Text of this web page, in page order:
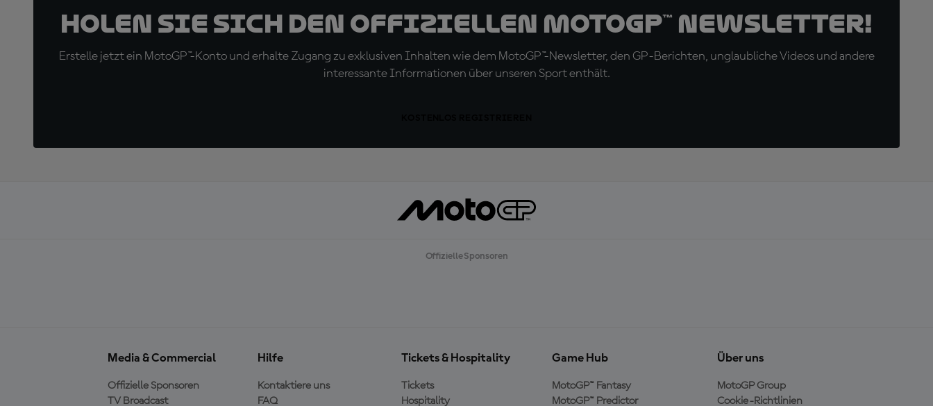
Holen Sie sich den offiziellen MotoGP™ Newsletter!
Erstelle jetzt ein MotoGP™-Konto und erhalte Zugang zu exklusiven Inhalten wie dem MotoGP™-Newsletter, den GP-Berichten, unglaubliche Videos und andere
interessante Informationen über unseren Sport enthält.
Offizielle Sponsoren
Media & Commercial
Offizielle Sponsoren
TV Broadcast
Hilfe
Kontaktiere uns
FAQ
Tickets & Hospitality
Tickets
Hospitality
Game Hub
MotoGP™ Fantasy
MotoGP™ Predictor
Über uns
MotoGP Group
Cookie-Richtlinien